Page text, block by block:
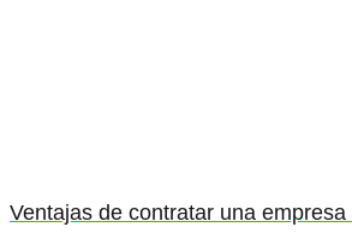
Ventajas de contratar una empresa